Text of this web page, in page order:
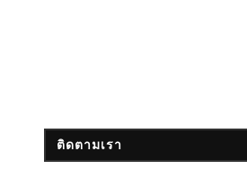
ติดตามเรา